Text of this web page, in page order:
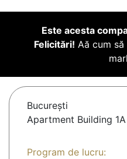
Este acesta
Felicitări! Aă cum
Bucureşti
Apartment Building 1A
Program de lucru: